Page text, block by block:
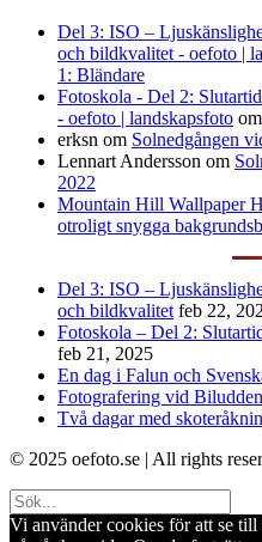
Del 3: ISO –
och bildkvalitet - oefoto |
1: Bländare
Fotoskola - Del 2:
- oefoto | landskapsfoto om
erksn om Solnedgången
Lennart Andersson om
2022
Mountain Hill Wallpaper
otroligt snygga
Del 3: ISO –
och bildkvalitet feb 22,
Fotoskola – Del 2:
feb 21, 2025
En dag i Falun och
Fotografering vid
Två dagar med
© 2025 oefoto.se | All rights
Vi använder cookies för att se